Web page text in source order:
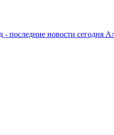
последние новости сегодня